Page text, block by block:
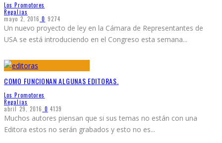
Los Promotores
Regalias
mayo 2, 2016 0 9274
Un nuevo proyecto de ley en la Cámara de Representantes de
USA se está introduciendo en el Congreso esta semana...
COMO FUNCIONAN ALGUNAS EDITORAS.
Los Promotores
Regalias
abril 29, 2016 0 4139
Muchos autores piensan que si sus temas no están con una
Editora estos no serán grabados y esto no es...